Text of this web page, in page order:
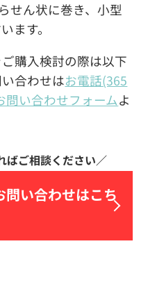
せん状に巻き、小型
ます。
ご購入検討の際は以下
合わせはお電話(365
問い合わせフォームよ
問い合わせはこち